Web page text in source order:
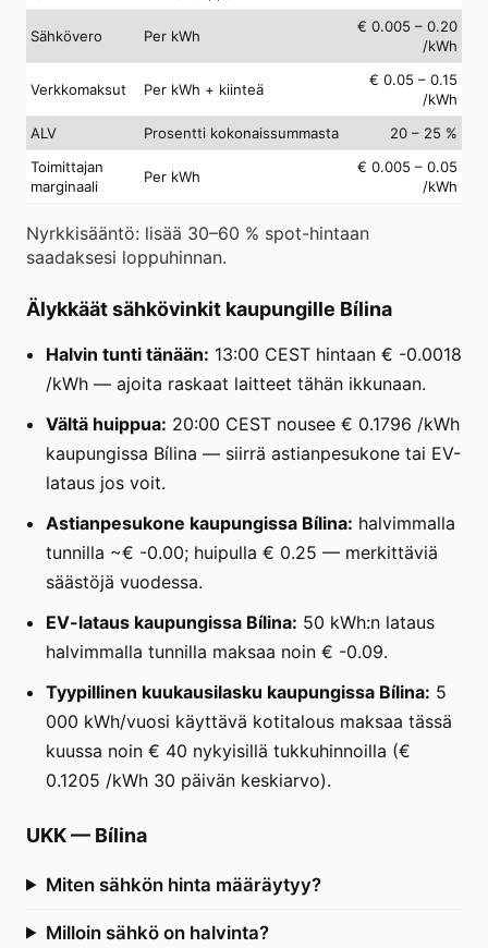
Sähkövero Per kWh
€ 0.005 – 0.20
/kWh
Verkkomaksut Per kWh + kiinteä
€ 0.05 – 0.15
/kWh
ALV
Prosentti kokonaissummasta
20 – 25 %
Toimittajan
marginaali
Per kWh
€ 0.005 – 0.05
/kWh
Nyrkkisääntö: lisää 30–60 % spot-hintaan
saadaksesi loppuhinnan.
Älykkäät sähkövinkit kaupungille Bílina
Halvin tunti tänään: 13:00 CEST hintaan € -0.0018
/kWh — ajoita raskaat laitteet tähän ikkunaan.
Vältä huippua: 20:00 CEST nousee € 0.1796 /kWh
kaupungissa Bílina — siirrä astianpesukone tai EV-
lataus jos voit.
Astianpesukone kaupungissa Bílina: halvimmalla
tunnilla ~€ -0.00; huipulla € 0.25 — merkittäviä
säästöjä vuodessa.
EV-lataus kaupungissa Bílina: 50 kWh:n lataus
halvimmalla tunnilla maksaa noin € -0.09.
Tyypillinen kuukausilasku kaupungissa Bílina: 5
000 kWh/vuosi käyttävä kotitalous maksaa tässä
kuussa noin € 40 nykyisillä tukkuhinnoilla (€
0.1205 /kWh 30 päivän keskiarvo).
UKK— Bílina
Miten sähkön hinta määräytyy?
Milloin sähkö on halvinta?